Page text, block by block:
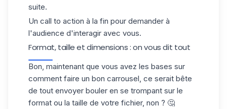
suite.
Un call to action à la fin pour demander à
l'audience d'interagir avec vous.
Format, taille et dimensions : on vous dit tout
Bon, maintenant que vous avez les bases sur
comment faire un bon carrousel, ce serait bête
de tout envoyer bouler en se trompant sur le
format ou la taille de votre fichier, non ? 🤔